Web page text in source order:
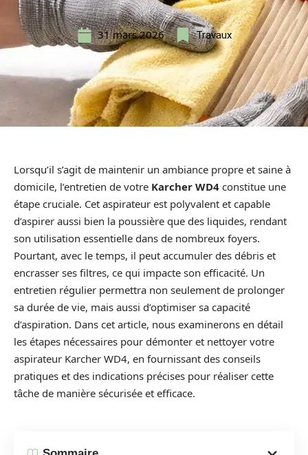
31 mars 2026 Travaux
Lorsqu’il s’agit de maintenir un ambiance propre et saine à
domicile, l’entretien de votre Karcher WD4 constitue une
étape cruciale. Cet aspirateur est polyvalent et capable
d’aspirer aussi bien la poussière que des liquides, rendant
son utilisation essentielle dans de nombreux foyers.
Pourtant, avec le temps, il peut accumuler des débris et
encrasser ses filtres, ce qui impacte son efficacité. Un
entretien régulier permettra non seulement de prolonger
sa durée de vie, mais aussi d’optimiser sa capacité
d’aspiration. Dans cet article, nous examinerons en détail
les étapes nécessaires pour démonter et nettoyer votre
aspirateur Karcher WD4, en fournissant des conseils
pratiques et des indications précises pour réaliser cette
tâche de manière sécurisée et efficace.